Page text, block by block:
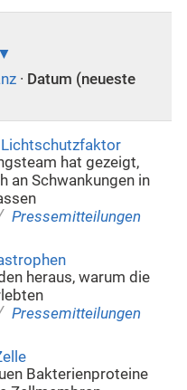
· Datum (neueste
hat gezeigt,
an Schwankungen in
Pressemitteilungen
heraus, warum die
Pressemitteilungen
Bakterienproteine